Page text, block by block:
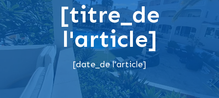
[titre_de
l'article]
[date_de l'article]